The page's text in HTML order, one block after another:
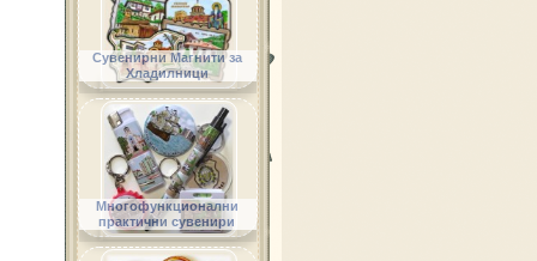
Сувенирни Магнити за
Хладилници
Многофункционални
практични сувенири